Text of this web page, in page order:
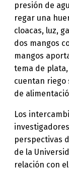
presión de
regar una
cloacas, luz,
dos mangos
mangos
tema de
cuentan riego
de
Los
perspectivas
de la
relación con